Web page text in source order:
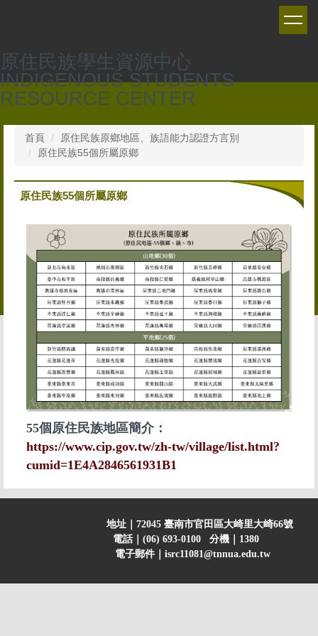
要
內
容
區
原住民族學生資源中心
INDIGENOUS STUDENTS
RESOURCE CENTER
首頁
原住民族原鄉地區、族語能力認證方言別
原住民族55個所屬原鄉
原住民族55個所屬原鄉
55個原住民族地區簡介：
https://www.cip.gov.tw/zh-tw/village/list.html?
cumid=1E4A2846561931B1
地址｜72045 臺南市官田區大崎里大崎66號
電話｜(06) 693-0100 分機｜1380
電子郵件｜isrc11081@tnnua.edu.tw